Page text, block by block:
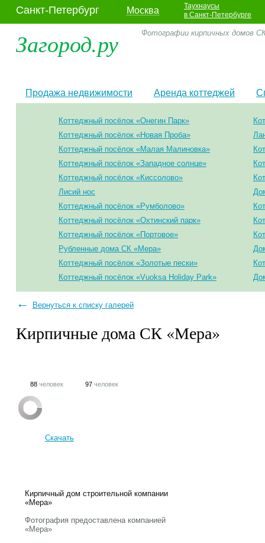
Санкт-Петербург Москва
Таухнаусы
в Санкт-Петербурге
Загород.ру Фотографии кирпичных домов
Продажа недвижимости Аренда коттеджей
Коттеджный посёлок «Онегин Парк»
Коттеджный посёлок «Новая Проба»
Коттеджный посёлок «Малая Малиновка»
Коттеджный посёлок «Западное солнце»
Коттеджный посёлок «Киссолово»
Лисий нос
Коттеджный посёлок «Румболово»
Коттеджный посёлок «Охтинский парк»
Коттеджный посёлок «Портовое»
Рубленные дома СК «Мера»
Коттеджный посёлок «Золотые пески»
Коттеджный посёлок «Vuoksa Holiday Park»
← Вернуться к списку галерей
Кирпичные дома СК «Мера»
88 человек 97 человек
Скачать
Кирпичный дом строительной компании
«Мера»
Фотография предоставлена компанией
«Мера»